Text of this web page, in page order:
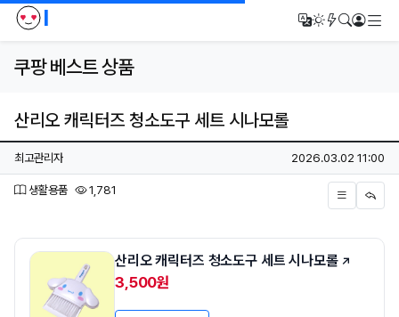
I 번역다크모드
새글/새댓글
검색로그인
쿠팡 베스트 상품
산리오 캐릭터즈 청소도구 세트 시나모롤
페이지 정보
작성자
최고관리자 작성일
2026.03.02 11:00
분류
생활용품 1,781
본문
산리오 캐릭터즈 청소도구 세트 시나모롤
3,500원